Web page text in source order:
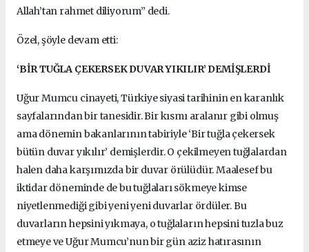
Allah’tan rahmet diliyorum” dedi.
Özel, şöyle devam etti:
‘BİR TUĞLA ÇEKERSEK DUVAR YIKILIR’ DEMİŞLERDİ
Uğur Mumcu cinayeti, Türkiye siyasi tarihinin en karanlık
sayfalarından bir tanesidir. Bir kısmı aralanır gibi olmuş
ama dönemin bakanlarının tabiriyle ‘Bir tuğla çekersek
bütün duvar yıkılır’ demişlerdir. O çekilmeyen tuğlalardan
halen daha karşımızda bir duvar örülüdür. Maalesef bu
iktidar döneminde de bu tuğlaları sökmeye kimse
niyetlenmediği gibi yeni yeni duvarlar ördüler. Bu
duvarların hepsini yıkmaya, o tuğlaların hepsini tuzla buz
etmeye ve Uğur Mumcu’nun bir gün aziz hatırasının